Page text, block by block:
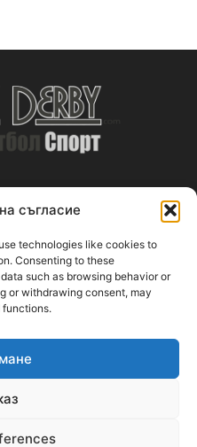
съгласие
technologies like cookies to
Consenting to these
such as browsing behavior or
or withdrawing consent, may
US
изцяло футболна
US